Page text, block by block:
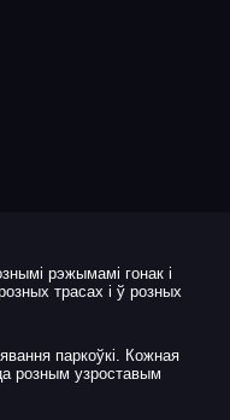
рэжымамі гонак і
трасах і ў розных
паркоўкі. Кожная
розным узроставым